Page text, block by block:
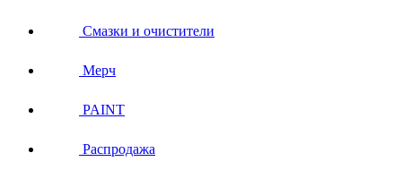
Смазки и очистители
Мерч
PAINT
Распродажа